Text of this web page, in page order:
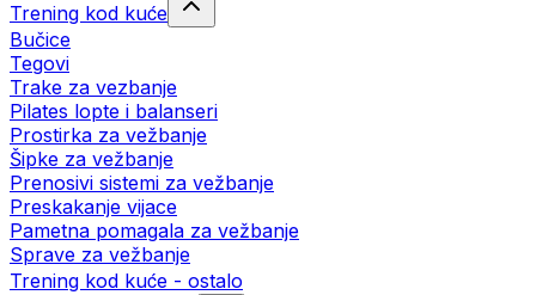
Trening kod kuće
Bučice
Tegovi
Trake za vezbanje
Pilates lopte i balanseri
Prostirka za vežbanje
Šipke za vežbanje
Prenosivi sistemi za vežbanje
Preskakanje vijace
Pametna pomagala za vežbanje
Sprave za vežbanje
Trening kod kuće - ostalo